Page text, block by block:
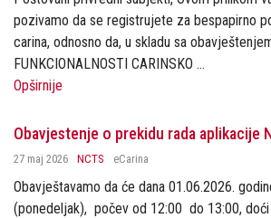
pozivamo da se registrujete za bespapirno
carina, odnosno da, u skladu sa
FUNKCIONALNOSTI CARINSKO ...
Opširnije
Obavjestenje o prekidu rada aplikacije
27 maj 2026 NCTS eCarina
Obavještavamo da će dana 01.06.2026.
(ponedeljak), počev od 12:00 do 13:00,